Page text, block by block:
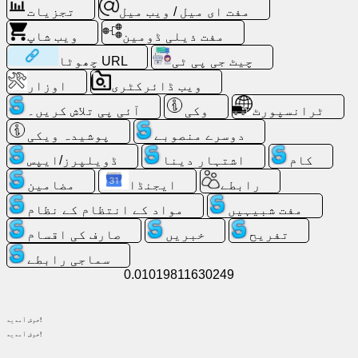
پر
تلاش
مفت
ای
میل
/
ویب
میل
تجزیات
ویب
شاپ
تجزیات
مفت ای میل / ویب میل
ویب شاپ
مفت ذیلی ڈومین
چھوٹا URL
چیٹ جی پی ٹی
اوزار
ویب ڈائرکٹری
آئی پی تلاش کریں۔
وکی
ٹرانسپورٹ
پوشیدہ ویکی
دوسرے منصوبے
ڈویلپرز/ایپس
اشتہار دینا
کام
مضامین
ایجنڈا
رابطے
مواد کے انتظام کے نظام
مفت شبیہیں
صارف کی اقسام
خبریں
تفریح
سماجی رابطے
0.01019811630249
خوش آمدید!
خوش آمدید!